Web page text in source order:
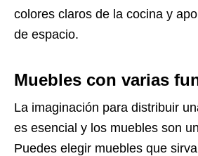
colores claros de la cocina y
de espacio.
Muebles con varias
La imaginación para distribuir
es esencial y los muebles son
Puedes elegir muebles que